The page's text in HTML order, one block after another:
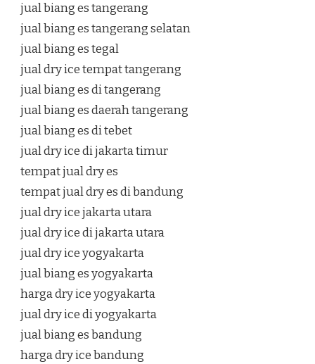
jual biang es tangerang
jual biang es tangerang selatan
jual biang es tegal
jual dry ice tempat tangerang
jual biang es di tangerang
jual biang es daerah tangerang
jual biang es di tebet
jual dry ice di jakarta timur
tempat jual dry es
tempat jual dry es di bandung
jual dry ice jakarta utara
jual dry ice di jakarta utara
jual dry ice yogyakarta
jual biang es yogyakarta
harga dry ice yogyakarta
jual dry ice di yogyakarta
jual biang es bandung
harga dry ice bandung